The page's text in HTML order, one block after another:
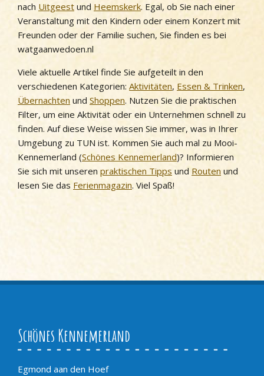
nach Uitgeest und Heemskerk. Egal, ob Sie nach einer
Veranstaltung mit den Kindern oder einem Konzert mit
Freunden oder der Familie suchen, Sie finden es bei
watgaanwedoen.nl
Viele aktuelle Artikel finde Sie aufgeteilt in den
verschiedenen Kategorien: Aktivitäten, Essen & Trinken,
Übernachten und Shoppen. Nutzen Sie die praktischen
Filter, um eine Aktivität oder ein Unternehmen schnell zu
finden. Auf diese Weise wissen Sie immer, was in Ihrer
Umgebung zu TUN ist. Kommen Sie auch mal zu Mooi-
Kennemerland (Schönes Kennemerland)? Informieren
Sie sich mit unseren praktischen Tipps und Routen und
lesen Sie das Ferienmagazin. Viel Spaß!
Schönes Kennemerland
Egmond aan den Hoef